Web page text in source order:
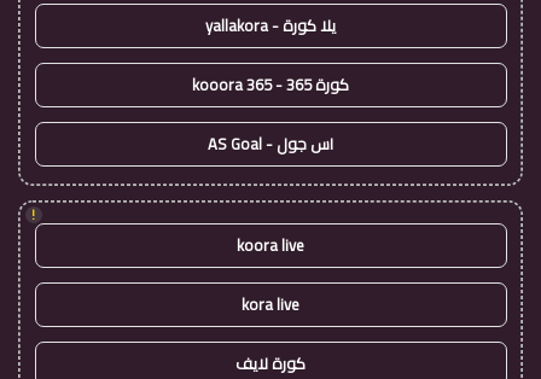
يلا كورة - yallakora
كورة 365 - kooora 365
اس جول - AS Goal
!
koora live
kora live
كورة لايف